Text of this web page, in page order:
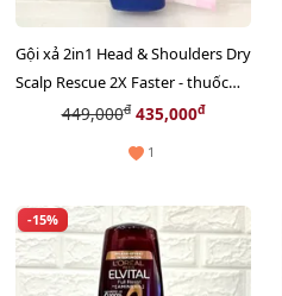
Gội xả 2in1 Head & Shoulders Dry
Scalp Rescue 2X Faster - thuốc
đặc trị gàu 400ml (Cam)
449,000đ435,000đ
1
-15%